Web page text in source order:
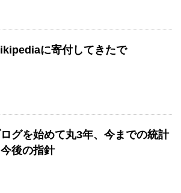
に寄付してきたで
グを始めて丸3年、今までの統計
今後の指針